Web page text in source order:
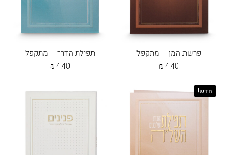
פרשת המן – מתקפל
4.40
₪
תפילת הדרך – מתקפל
4.40
₪
חדש!